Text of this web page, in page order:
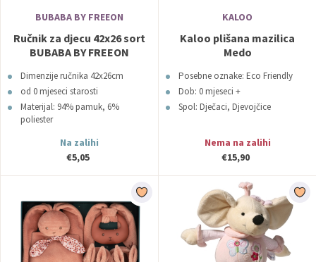
BUBABA BY FREEON
Ručnik za djecu 42x26 sort
BUBABA BY FREEON
Dimenzije ručnika 42x26cm
od 0 mjeseci starosti
Materijal: 94% pamuk, 6%
poliester
Na zalihi
€5,05
KALOO
Kaloo plišana mazilica
Medo
Posebne oznake: Eco Friendly
Dob: 0 mjeseci +
Spol: Dječaci, Djevojčice
Nema na zalihi
€15,90